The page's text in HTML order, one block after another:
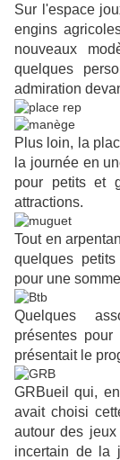
Sur l'espace
engins
nouveaux
quelques
admiration
Plus loin, la
la journée en
pour petits et
attractions.
Tout en
quelques
pour une
Quelques
présentes
présentait le
GRBueil qui,
avait choisi
autour des
incertain de la